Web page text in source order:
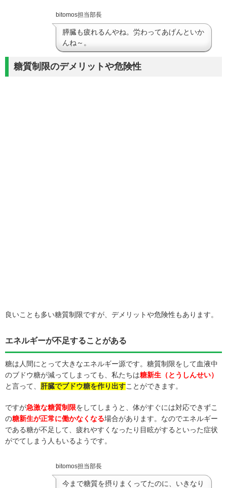
bitomos担当部長
膵臓も疲れるんやね。労わってあげんといか
んね～。
糖質制限のデメリットや危険性
良いことも多い糖質制限ですが、デメリットや危険性もあります。
エネルギーが不足することがある
糖は人間にとって大きなエネルギー源です。糖質制限をして血液中
のブドウ糖が減ってしまっても、私たちは糖新生（とうしんせい）
と言って、 肝臓でブドウ糖を作り出すことができます。
ですが急激な糖質制限をしてしまうと、体がすぐには対応できずこ
の糖新生が正常に働かなくなる場合があります。なのでエネルギー
である糖が不足して、疲れやすくなったり目眩がするといった症状
がでてしまう人もいるようです。
bitomos担当部長
今まで糖質を摂りまくってたのに、いきなり